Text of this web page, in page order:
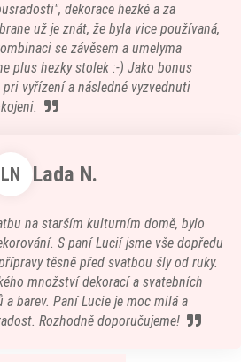
dekorace hezké a za
už je znát, že byla vice používaná,
se závěsem a umelyma
plus hezky stolek :-) Jako bonus
vyřízení a následné vyzvednuti
LN Lada N.
na starším kulturním domě, bylo
S paní Lucií jsme vše dopředu
těsně před svatbou šly od ruky.
množství dekorací a svatebních
barev. Paní Lucie je moc milá a
Rozhodně doporučujeme!